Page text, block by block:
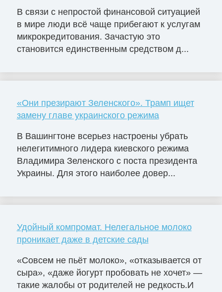
В связи с непростой финансовой ситуацией
в мире люди всё чаще прибегают к услугам
микрокредитования. Зачастую это
становится единственным средством д...
«Они презирают Зеленского». Трамп ищет
замену главе украинского режима
В Вашингтоне всерьез настроены убрать
нелегитимного лидера киевского режима
Владимира Зеленского с поста президента
Украины. Для этого наиболее довер...
Удойный компромат. Нелегальное молоко
проникает даже в детские сады
«Совсем не пьёт молоко», «отказывается от
сыра», «даже йогурт пробовать не хочет» —
такие жалобы от родителей не редкость.И